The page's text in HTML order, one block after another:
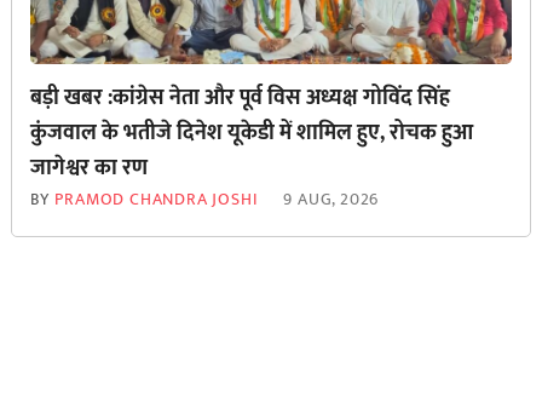
बड़ी खबर :कांग्रेस नेता और पूर्व विस अध्यक्ष गोविंद सिंह
कुंजवाल के भतीजे दिनेश यूकेडी में शामिल हुए, रोचक हुआ
जागेश्वर का रण
BY PRAMOD CHANDRA JOSHI 9 AUG, 2026